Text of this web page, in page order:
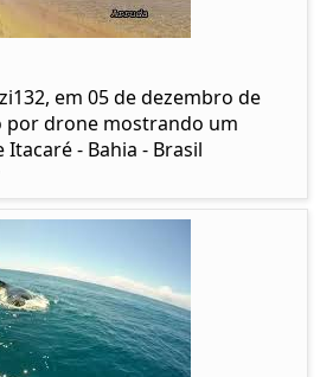
em 05 de dezembro de
por drone mostrando um
- Bahia - Brasil